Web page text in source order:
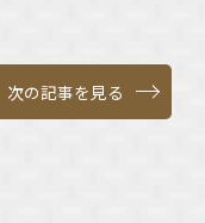
次の記事を見る